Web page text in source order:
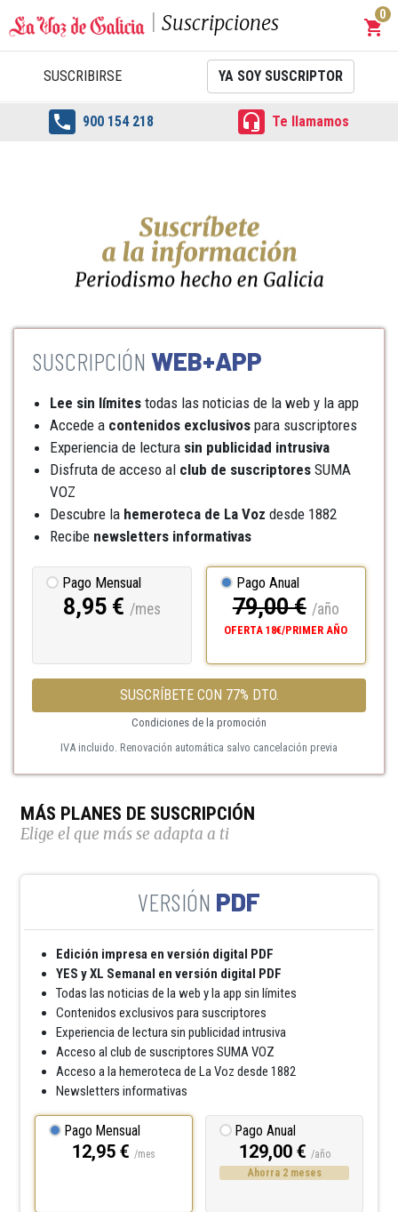
Suscripciones shopping_cart
0
SUSCRIBIRSE YA SOY SUSCRIPTOR
 900 154 218  Te llamamos
WEB+APP
Lee sin límites todas las noticias de la web y la app
Accede a contenidos exclusivos para suscriptores
Experiencia de lectura sin publicidad intrusiva
Disfruta de acceso al club de suscriptores SUMA
VOZ
Descubre la hemeroteca de La Voz desde 1882
Recibe newsletters informativas
Pago Mensual
8,95 € /mes
Pago Anual
79,00 € /año
OFERTA 18€/PRIMER AÑO
SUSCRÍBETE CON 77% DTO.
Condiciones de la promoción
IVA incluido. Renovación automática salvo cancelación previa
MÁS PLANES DE SUSCRIPCIÓN
Elige el que más se adapta a ti
PDF
Edición impresa en versión digital PDF
YES y XL Semanal en versión digital PDF
Todas las noticias de la web y la app sin límites
Contenidos exclusivos para suscriptores
Experiencia de lectura sin publicidad intrusiva
Acceso al club de suscriptores SUMA VOZ
Acceso a la hemeroteca de La Voz desde 1882
Newsletters informativas
Pago Mensual
12,95 € /mes
Pago Anual
129,00 € /año
Ahorra 2 meses